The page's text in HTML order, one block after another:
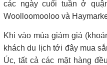
các ngày cuối tuần ở
Woolloomooloo và
Khi vào mùa giảm giá
khách du lịch tới đây mua
Úc, tất cả các mặt hàng